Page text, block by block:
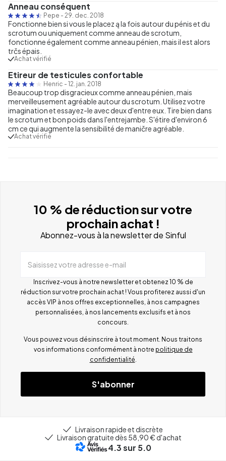
Anneau conséquent
Pepe - 29. dec. 2018
Fonctionne bien si vous le placez ą la fois autour du pénis et du
scrotum ou uniquement comme anneau de scrotum,
fonctionne également comme anneau pénien, mais il est alors
trčs épais.
Achat vérifié
Etireur de testicules confortable
Henric - 12. jan. 2018
Beaucoup trop disgracieux comme anneau pénien, mais
merveilleusement agréable autour du scrotum. Utilisez votre
imagination et essayez-le avec deux d'entre eux. Tire bien dans
le scrotum et bon poids dans l'entrejambe. S'étire d'environ 6
cm ce qui augmente la sensibilité de maničre agréable.
Achat vérifié
10 % de réduction sur votre
prochain achat !
Abonnez-vous à la newsletter de Sinful
Saisissez votre adresse e-mail
Inscrivez-vous à notre newsletter et obtenez 10 % de
réduction sur votre prochain achat ! Vous profiterez aussi d'un
accès VIP à nos offres exceptionnelles, à nos campagnes
personnalisées, à nos lancements exclusifs et à nos
concours.
Vous pouvez vous désinscrire à tout moment. Nous traitons
vos informations conformément à notre politique de
confidentialité
S'abonner
Livraison rapide et discrète
Livraison gratuite dès 58,90 € d'achat
4.3sur 5.0